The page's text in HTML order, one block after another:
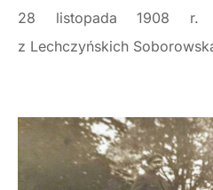
28 listopada 1908 r.
z Lechczyńskich